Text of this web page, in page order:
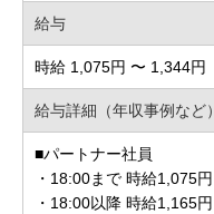
給与
時給 1,075円 〜 1,344円
給与詳細（年収事例など）
■パートナー社員
・18:00まで 時給1,075円
・18:00以降 時給1,165円